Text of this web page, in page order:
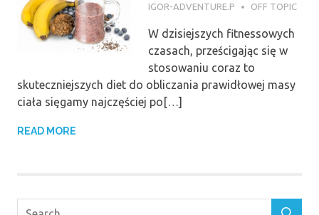
6 MARCA 2017
IGOR-ADVENTURE.P OFF TOPIC
W dzisiejszych fitnessowych
czasach, prześcigając się w
stosowaniu coraz to
skuteczniejszych diet do obliczania prawidłowej masy
ciała sięgamy najczęściej po[…]
READ MORE